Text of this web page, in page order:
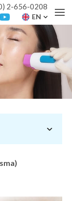
2-656-0208
EN